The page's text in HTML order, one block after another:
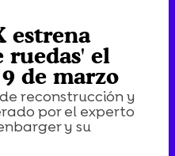
estrena
ruedas' el
de marzo
reconstrucción y
por el experto
y su